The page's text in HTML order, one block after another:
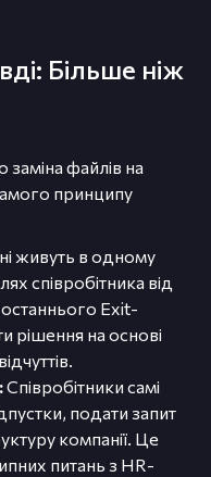
Більше ніж
файлів на
принципу
живуть в одному
співробітника від
Exit-
рішення на основі
Співробітники самі
подати запит
компанії. Це
питань з HR-